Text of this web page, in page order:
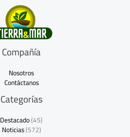
Compañía
Nosotros
Contáctanos
Categorías
Destacado(45)
Noticias(572)